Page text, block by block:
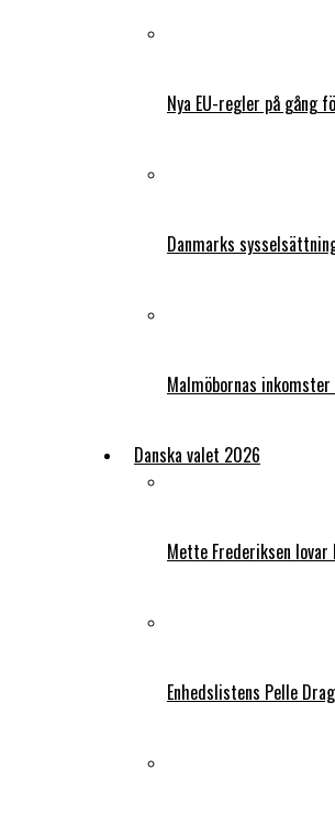
Nya EU-regler på gång
Danmarks
Malmöbornas
Danska valet 2026
Mette Frederiksen
Enhedslistens Pelle